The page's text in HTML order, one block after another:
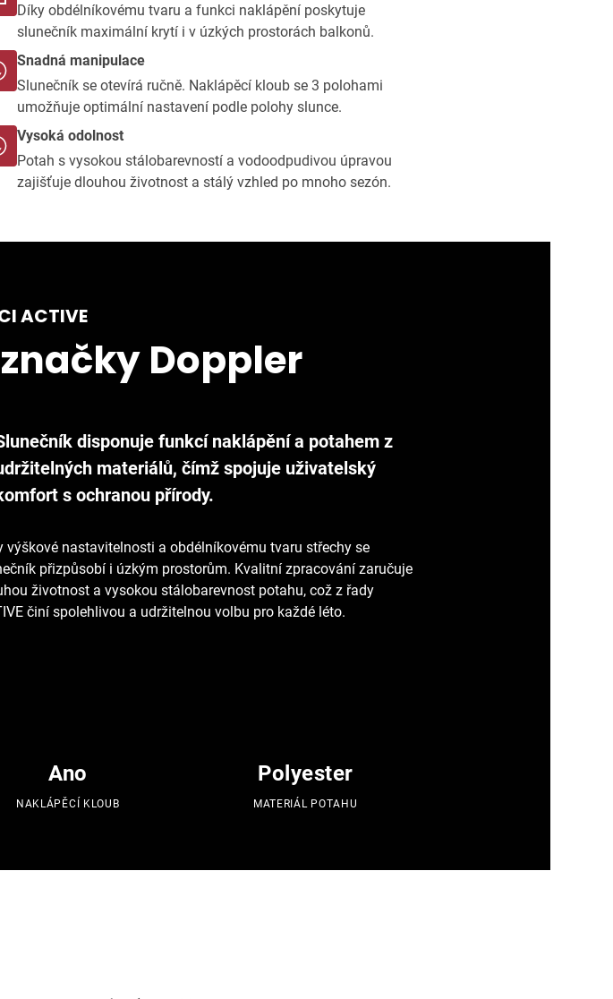
Díky obdélníkovému tvaru a funkci naklápění poskytuje
slunečník maximální krytí i v úzkých prostorách balkonů.
Snadná manipulace
Slunečník se otevírá ručně. Naklápěcí kloub se 3 polohami
umožňuje optimální nastavení podle polohy slunce.
Vysoká odolnost
Potah s vysokou stálobarevností a vodoodpudivou úpravou
zajišťuje dlouhou životnost a stálý vzhled po mnoho sezón.
ACTIVE
Doppler
disponuje funkcí naklápění a potahem z
materiálů, čímž spojuje uživatelský
s ochranou přírody.
výškové nastavitelnosti a obdélníkovému tvaru střechy se
přizpůsobí i úzkým prostorům. Kvalitní zpracování zaručuje
životnost a vysokou stálobarevnost potahu, což z řady
činí spolehlivou a udržitelnou volbu pro každé léto.
Ano
NAKLÁPĚCÍ KLOUB
Polyester
MATERIÁL POTAHU